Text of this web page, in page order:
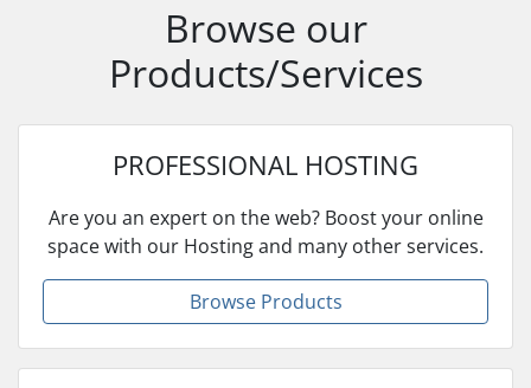
Browse our
Products/Services
PROFESSIONAL HOSTING
Are you an expert on the web? Boost your online
space with our Hosting and many other services.
Browse Products